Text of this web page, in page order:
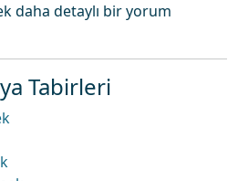
daha detaylı bir yorum
Tabirleri